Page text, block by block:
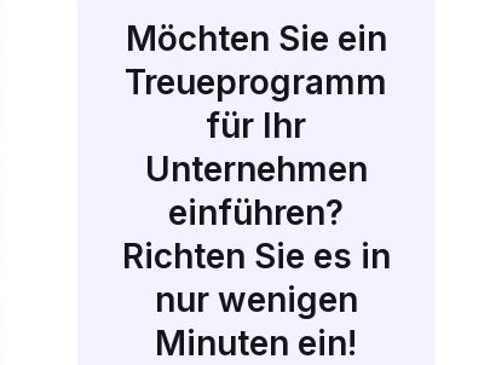
Möchten Sie ein
Treueprogramm
für Ihr
Unternehmen
einführen?
Richten Sie es in
nur wenigen
Minuten ein!